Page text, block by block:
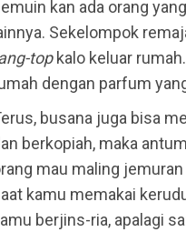
kan ada orang
Sekelompok
topkalo keluar
dengan parfum
busana juga bisa
berkopiah, maka
mau maling
kamu memakai
berjins-ria, apalagi